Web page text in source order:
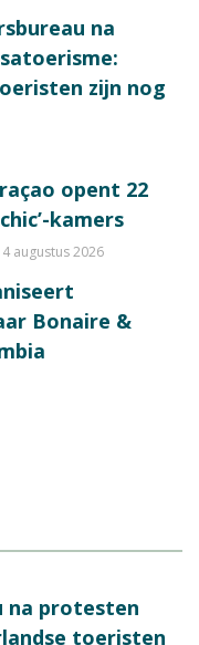
na
zijn nog
opent 22
kamers
4 augustus 2026
Bonaire &
na protesten
toeristen